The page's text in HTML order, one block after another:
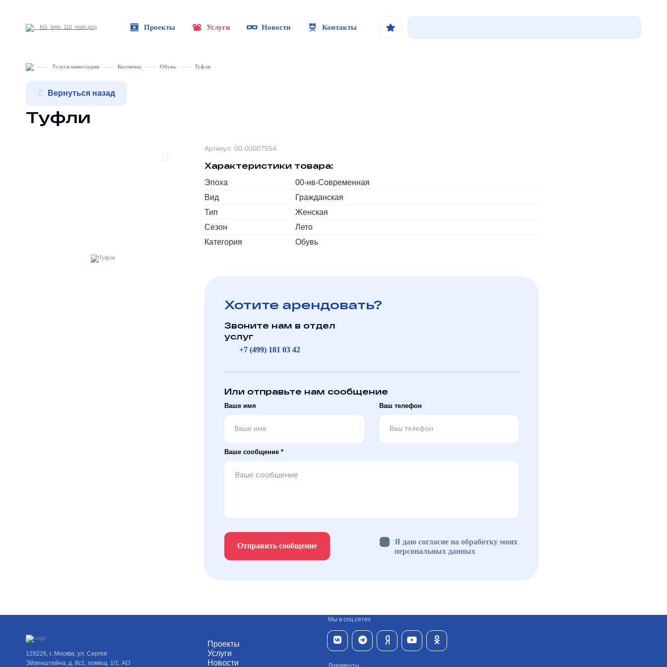
Проекты Услуги Новости Контакты
Услуги киностудии Костюмы Обувь Туфли
Вернуться назад
Туфли
Артикул: 00-00007554
Характеристики товара:
Эпоха
00-нв-Современная
Вид
Гражданская
Тип
Женская
Сезон
Лето
Категория
Обувь
Хотите арендовать?
Звоните нам в отдел
услуг
+7 (499) 181 03 42
Или отправьте нам сообщение
Ваше имя Ваш телефон
Ваше сообщение *
Отправить сообщение
Я даю согласие на обработку моих
персональных данных
129226, г. Москва, ул. Сергея
Эйзенштейна, д. 8с1, помещ. 1/1. АО
Проекты
Услуги
Новости
Мы в соц.сетях
Документы